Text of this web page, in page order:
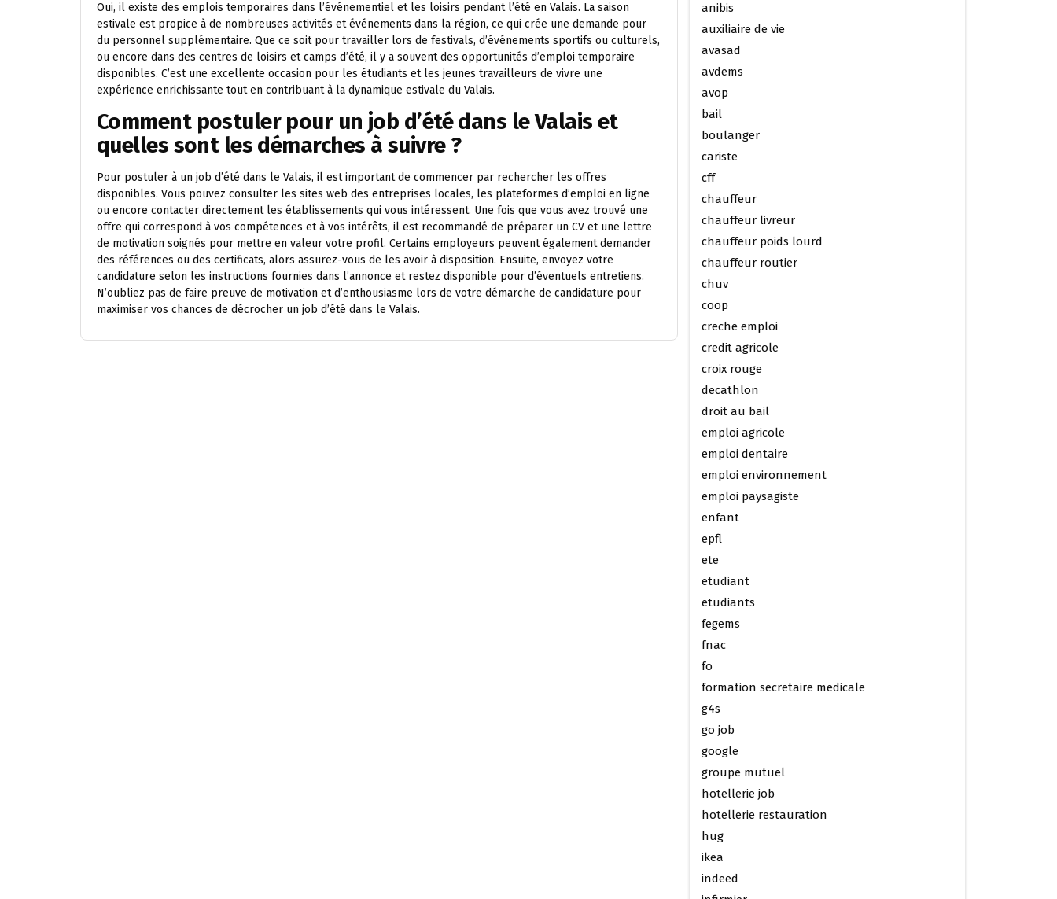
Oui, il existe des emplois temporaires dans l’événementiel et les loisirs pendant l’été en Valais. La saison
estivale est propice à de nombreuses activités et événements dans la région, ce qui crée une demande pour
du personnel supplémentaire. Que ce soit pour travailler lors de festivals, d’événements sportifs ou culturels,
ou encore dans des centres de loisirs et camps d’été, il y a souvent des opportunités d’emploi temporaire
disponibles. C’est une excellente occasion pour les étudiants et les jeunes travailleurs de vivre une
expérience enrichissante tout en contribuant à la dynamique estivale du Valais.
Comment postuler pour un job d’été dans le Valais et
quelles sont les démarches à suivre ?
Pour postuler à un job d’été dans le Valais, il est important de commencer par rechercher les offres
disponibles. Vous pouvez consulter les sites web des entreprises locales, les plateformes d’emploi en ligne
ou encore contacter directement les établissements qui vous intéressent. Une fois que vous avez trouvé une
offre qui correspond à vos compétences et à vos intérêts, il est recommandé de préparer un CV et une lettre
de motivation soignés pour mettre en valeur votre profil. Certains employeurs peuvent également demander
des références ou des certificats, alors assurez-vous de les avoir à disposition. Ensuite, envoyez votre
candidature selon les instructions fournies dans l’annonce et restez disponible pour d’éventuels entretiens.
N’oubliez pas de faire preuve de motivation et d’enthousiasme lors de votre démarche de candidature pour
maximiser vos chances de décrocher un job d’été dans le Valais.
anibis
auxiliaire de vie
avasad
avdems
avop
bail
boulanger
cariste
cff
chauffeur
chauffeur livreur
chauffeur poids lourd
chauffeur routier
chuv
coop
creche emploi
credit agricole
croix rouge
decathlon
droit au bail
emploi agricole
emploi dentaire
emploi environnement
emploi paysagiste
enfant
epfl
ete
etudiant
etudiants
fegems
fnac
fo
formation secretaire medicale
g4s
go job
google
groupe mutuel
hotellerie job
hotellerie restauration
hug
ikea
indeed